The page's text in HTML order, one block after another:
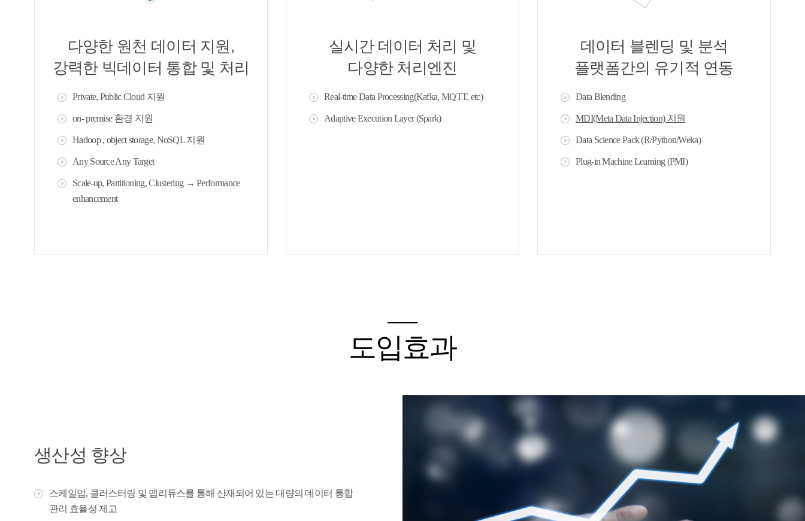
다양한 원천 데이터 지원,
강력한 빅데이터 통합 및 처리
Private, Public Cloud 지원
on- premise 환경 지원
Hadoop , object storage, NoSQL 지원
Any Source Any Target
Scale-up, Partitioning, Clustering → Performance
enhancement
실시간 데이터 처리 및
다양한 처리엔진
Real-time Data Processing(Kafka, MQTT, etc)
Adaptive Execution Layer (Spark)
데이터 블렌딩 및 분석
플랫폼간의 유기적 연동
Data Blending
MDI(Meta Data Injection) 지원
Data Science Pack (R/Python/Weka)
Plug-in Machine Learning (PMI)
도입효과
생산성 향상
스케일업, 클러스터링 및 맵리듀스를 통해 산재되어 있는 대량의 데이터 통합
관리 효율성 제고